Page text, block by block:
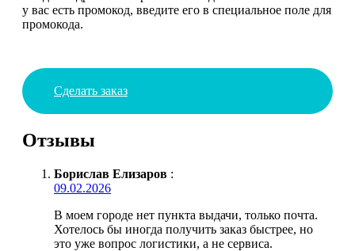
у вас есть промокод, введите его в специальное поле для
промокода.
Сделать заказ
Отзывы
Борислав Елизаров :
09.02.2026
В моем городе нет пункта выдачи, только почта.
Хотелось бы иногда получить заказ быстрее, но
это уже вопрос логистики, а не сервиса.